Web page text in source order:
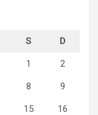
S D
1 2
8 9
15 16